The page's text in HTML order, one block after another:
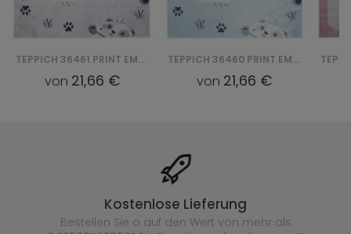
TEPPICH 36461 PRINT EMMA
von 21,66 €
TEPPICH 36460 PRINT EMMA
von 21,66 €
Kostenlose Lieferung
Bestellen Sie o auf den Wert von mehr als